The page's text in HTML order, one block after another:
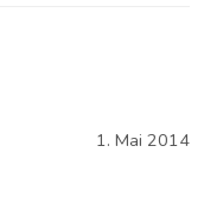
1. Mai 2014